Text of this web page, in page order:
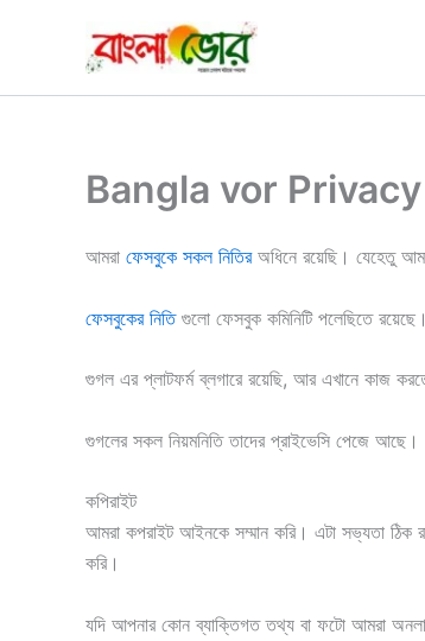
Bangla vor Privacy
আমরা ফেসবুকে সকল নিতিরঅধিনে রয়েছি। যেহেতু
ফেসবুকের নিতি গুলো ফেসবুক কমিনিটি পলেছিতে
গুগল এর প্লাটফর্ম ব্লগারে রয়েছি, আর এখানে কাজ
গুগলের সকল নিয়মনিতি তাদের প্রাইভেসি পেজে আছে।
কপিরাইট
আমরা কপরাইট আইনকে সম্মান করি। এটা সভ্যতা ঠিক
করি।
যদি আপনার কোন ব্যাক্তিগত তথ্য বা ফটো আমরা